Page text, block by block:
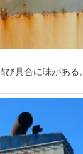
具合に味がある。